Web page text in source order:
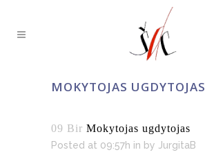
MOKYTOJAS UGDYTOJAS
09 Bir Mokytojas ugdytojas
Posted at 09:57h in by JurgitaB